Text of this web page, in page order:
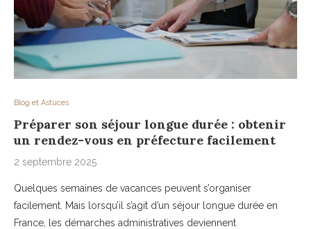
Blog et Astuces
Préparer son séjour longue durée : obtenir
un rendez-vous en préfecture facilement
2 septembre 2025
Quelques semaines de vacances peuvent s’organiser
facilement. Mais lorsqu’il s’agit d’un séjour longue durée en
France, les démarches administratives deviennent